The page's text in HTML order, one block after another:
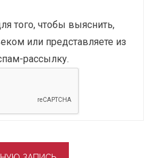
того, чтобы выяснить,
рассылку.